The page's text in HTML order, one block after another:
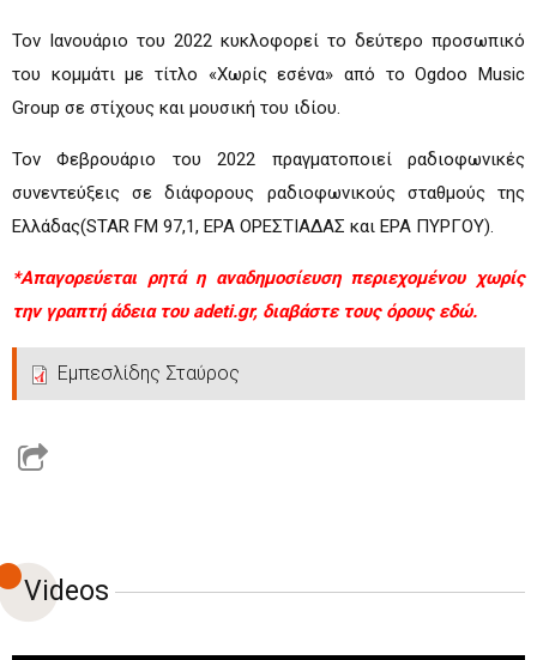
Τον Ιανουάριο του 2022 κυκλοφορεί το δεύτερο προσωπικό
του κομμάτι με τίτλο «Χωρίς εσένα» από το Ogdoo Music
Group σε στίχους και μουσική του ιδίου.
Τον Φεβρουάριο του 2022 πραγματοποιεί ραδιοφωνικές
συνεντεύξεις σε διάφορους ραδιοφωνικούς σταθμούς της
Ελλάδας(STAR FM 97,1, ΕΡΑ ΟΡΕΣΤΙΑΔΑΣ και ΕΡΑ ΠΥΡΓΟΥ).
*Απαγορεύεται ρητά η αναδημοσίευση περιεχομένου χωρίς
την γραπτή άδεια του adeti.gr, διαβάστε τους όρους εδώ.
Εμπεσλίδης Σταύρος
Videos